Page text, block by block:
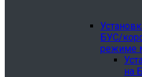
БУС/
режиме
на